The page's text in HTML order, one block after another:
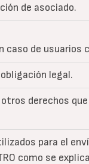
de asociado.
de usuarios
legal.
derechos
para el
como se